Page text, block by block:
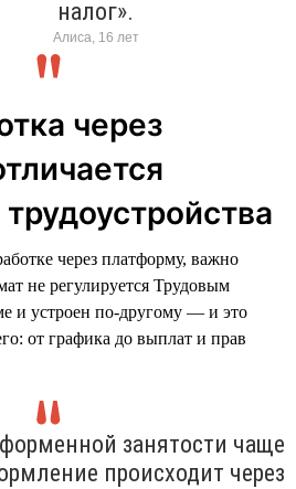
налог».
Алиса, 16 лет
через
через платформу, важно
не регулируется Трудовым
и устроен по-другому — и это
от графика до выплат и прав
занятости чаще
происходит через